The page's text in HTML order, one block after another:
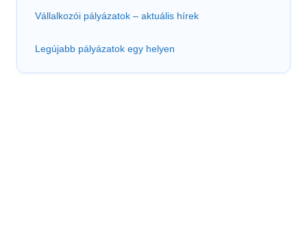
Vállalkozói pályázatok – aktuális hírek
Legújabb pályázatok egy helyen